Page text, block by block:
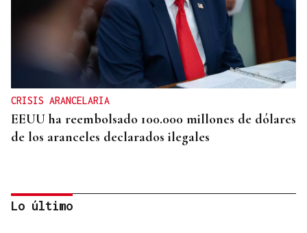
CRISIS ARANCELARIA
EEUU ha reembolsado 100.000 millones de dólares
de los aranceles declarados ilegales
Lo último